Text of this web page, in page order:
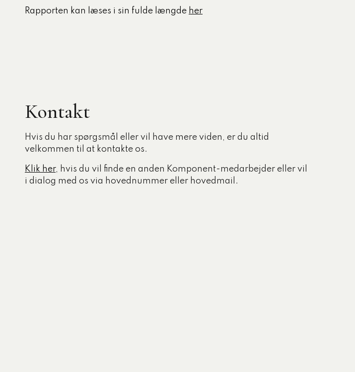
Rapporten kan læses i sin fulde længde her
Kontakt
Hvis du har spørgsmål eller vil have mere viden, er du altid
velkommen til at kontakte os.
Klik her, hvis du vil finde en anden Komponent-medarbejder eller vil
i dialog med os via hovednummer eller hovedmail.